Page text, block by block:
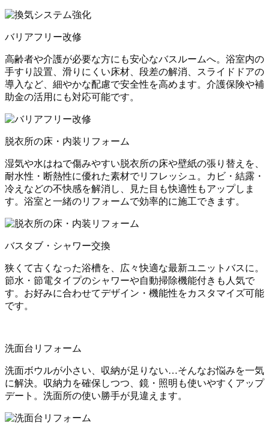
バリアフリー改修
高齢者や介護が必要な方にも安心なバスルームへ。浴室内の
手すり設置、滑りにくい床材、段差の解消、スライドドアの
導入など、細やかな配慮で安全性を高めます。介護保険や補
助金の活用にも対応可能です。
脱衣所の床・内装リフォーム
湿気や水はねで傷みやすい脱衣所の床や壁紙の張り替えを、
耐水性・断熱性に優れた素材でリフレッシュ。カビ・結露・
冷えなどの不快感を解消し、見た目も快適性もアップしま
す。浴室と一緒のリフォームで効率的に施工できます。
バスタブ・シャワー交換
狭くて古くなった浴槽を、広々快適な最新ユニットバスに。
節水・節電タイプのシャワーや自動掃除機能付きも人気で
す。お好みに合わせてデザイン・機能性をカスタマイズ可能
です。
洗面台リフォーム
洗面ボウルが小さい、収納が足りない…そんなお悩みを一気
に解決。収納力を確保しつつ、鏡・照明も使いやすくアップ
デート。洗面所の使い勝手が見違えます。